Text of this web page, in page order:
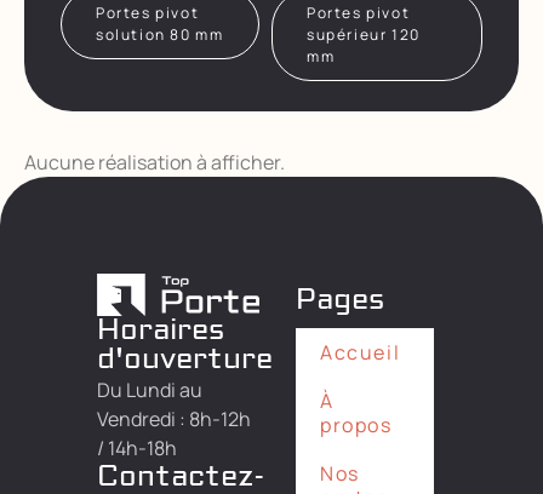
Portes pivot
solution 80 mm
Portes pivot
supérieur 120
mm
Aucune réalisation à afficher.
Horaires
d'ouverture
Du Lundi au
Vendredi : 8h-12h
/ 14h-18h
Contactez-
Pages
Accueil
À
propos
Nos